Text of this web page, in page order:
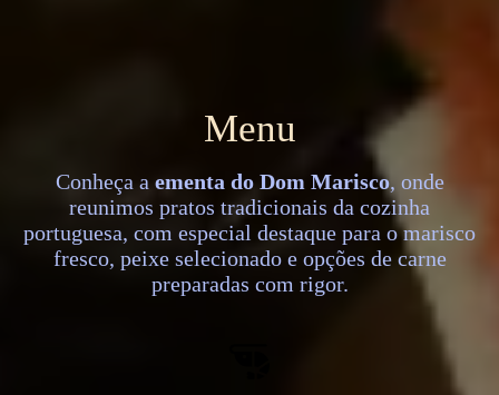
Menu
Conheça a ementa do Dom Marisco, onde
reunimos pratos tradicionais da cozinha
portuguesa, com especial destaque para o marisco
fresco, peixe selecionado e opções de carne
preparadas com rigor.